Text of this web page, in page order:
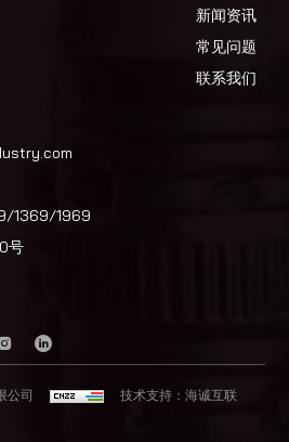
新闻资讯
常见问题
联系我们
1369/1969
号
公司
技术支持：海诚互联